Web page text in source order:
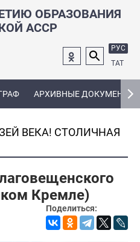
ОБРАЗОВАНИЯ
АССР
РУС
ТАТ
АРХИВНЫЕ ДОКУМЕНТЫ
ВЕКА! СТОЛИЧНАЯ
Кремле)
Поделиться: